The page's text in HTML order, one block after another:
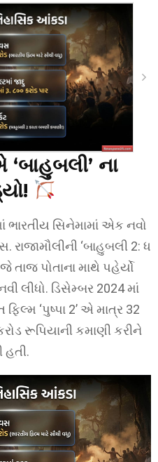
‘બાહુબલી’ ના
ભારતીય સિનેમામાં એક નવો
‘બાહુબલી 2: ધ
પોતાના માથે પહેર્યો
લીધો. ડિસેમ્બર 2024 માં
‘પુષ્પા 2’ એ માત્ર 32
રૂપિયાની કમાણી કરીને
હતી.